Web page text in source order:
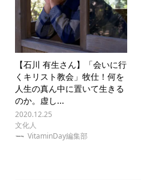
【石川 有生さん】「会いに行
くキリスト教会」牧仕！何を
人生の真ん中に置いて生きる
のか。虚し...
2020.12.25
文化人
VitaminDay編集部